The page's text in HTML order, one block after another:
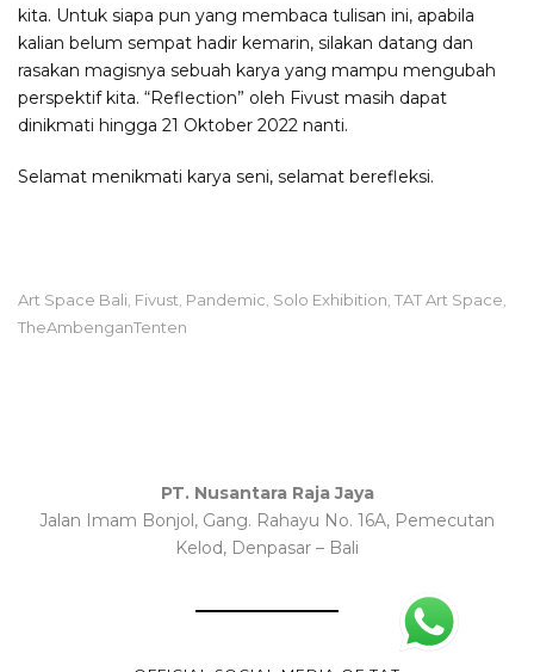
kita. Untuk siapa pun yang membaca tulisan ini, apabila
kalian belum sempat hadir kemarin, silakan datang dan
rasakan magisnya sebuah karya yang mampu mengubah
perspektif kita. “Reflection” oleh Fivust masih dapat
dinikmati hingga 21 Oktober 2022 nanti.
Selamat menikmati karya seni, selamat berefleksi.
Art Space Bali Fivust Pandemic Solo Exhibition TAT Art Space
TheAmbenganTenten
PT. Nusantara Raja Jaya
Jalan Imam Bonjol, Gang. Rahayu No. 16A, Pemecutan
Kelod, Denpasar – Bali